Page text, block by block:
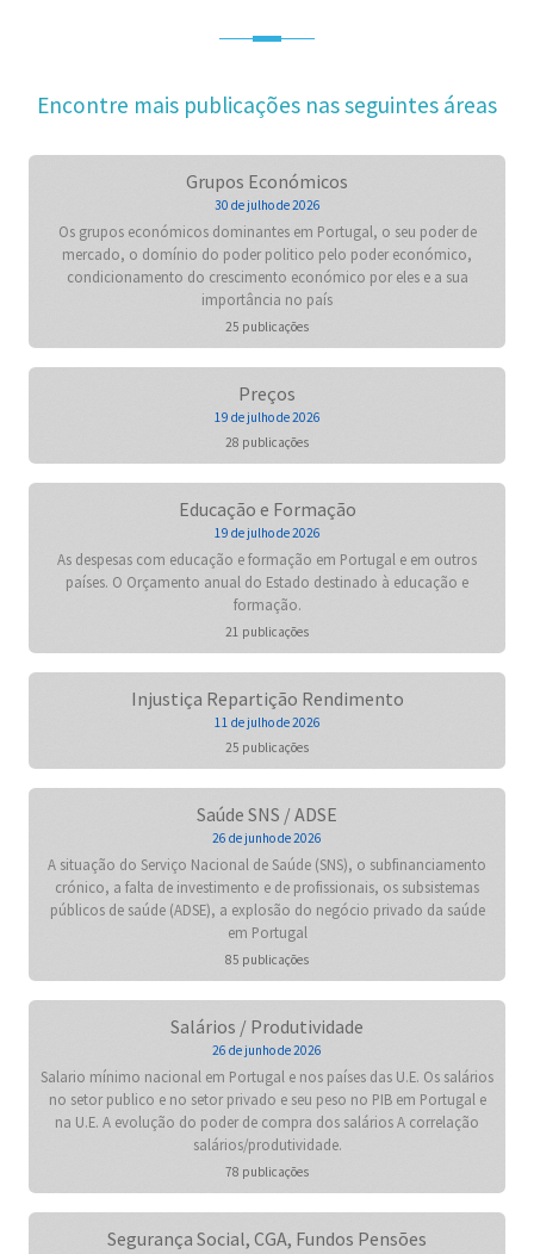
Encontre mais publicações nas seguintes áreas
Grupos Económicos
30 de julho de 2026
Os grupos económicos dominantes em Portugal, o seu poder de
mercado, o domínio do poder politico pelo poder económico,
condicionamento do crescimento económico por eles e a sua
importância no país
25 publicações
Preços
19 de julho de 2026
28 publicações
Educação e Formação
19 de julho de 2026
As despesas com educação e formação em Portugal e em outros
países. O Orçamento anual do Estado destinado à educação e
formação.
21 publicações
Injustiça Repartição Rendimento
11 de julho de 2026
25 publicações
Saúde SNS / ADSE
26 de junho de 2026
A situação do Serviço Nacional de Saúde (SNS), o subfinanciamento
crónico, a falta de investimento e de profissionais, os subsistemas
públicos de saúde (ADSE), a explosão do negócio privado da saúde
em Portugal
85 publicações
Salários / Produtividade
26 de junho de 2026
Salario mínimo nacional em Portugal e nos países das U.E. Os salários
no setor publico e no setor privado e seu peso no PIB em Portugal e
na U.E. A evolução do poder de compra dos salários A correlação
salários/produtividade.
78 publicações
Segurança Social, CGA, Fundos Pensões